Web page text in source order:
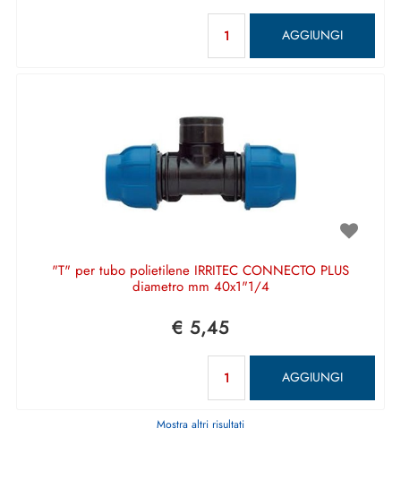
AGGIUNGI
"T" per tubo polietilene IRRITEC CONNECTO PLUS
diametro mm 40x1"1/4
€ 5,45
AGGIUNGI
Mostra altri risultati